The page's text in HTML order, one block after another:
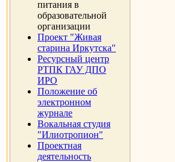
питания в
образовательной
организации
Проект "Живая
старина Иркутска"
Ресурсный центр
РТПК ГАУ ДПО
ИРО
Положение об
электронном
журнале
Вокальная студия
"Илиотропион"
Проектная
деятельность